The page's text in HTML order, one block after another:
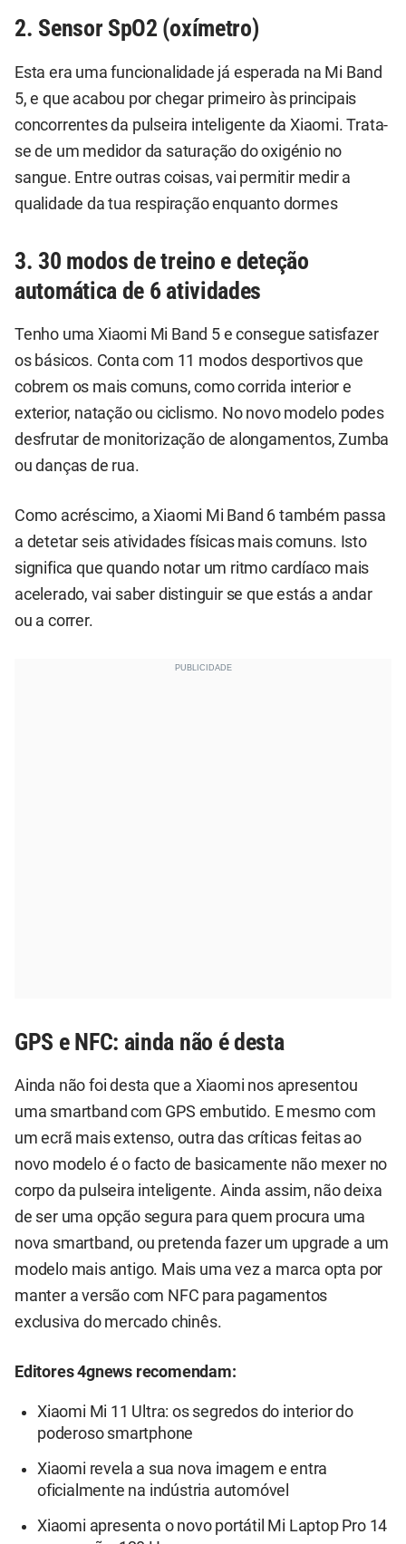
2. Sensor SpO2 (oxímetro)
Esta era uma funcionalidade já esperada na Mi Band
5, e que acabou por chegar primeiro às principais
concorrentes da pulseira inteligente da Xiaomi. Trata-
se de um medidor da saturação do oxigénio no
sangue. Entre outras coisas, vai permitir medir a
qualidade da tua respiração enquanto dormes
3. 30 modos de treino e deteção
automática de 6 atividades
Tenho uma Xiaomi Mi Band 5 e consegue satisfazer
os básicos. Conta com 11 modos desportivos que
cobrem os mais comuns, como corrida interior e
exterior, natação ou ciclismo. No novo modelo podes
desfrutar de monitorização de alongamentos, Zumba
ou danças de rua.
Como acréscimo, a Xiaomi Mi Band 6 também passa
a detetar seis atividades físicas mais comuns. Isto
significa que quando notar um ritmo cardíaco mais
acelerado, vai saber distinguir se que estás a andar
ou a correr.
GPS e NFC: ainda não é desta
Ainda não foi desta que a Xiaomi nos apresentou
uma smartband com GPS embutido. E mesmo com
um ecrã mais extenso, outra das críticas feitas ao
novo modelo é o facto de basicamente não mexer no
corpo da pulseira inteligente. Ainda assim, não deixa
de ser uma opção segura para quem procura uma
nova smartband, ou pretenda fazer um upgrade a um
modelo mais antigo. Mais uma vez a marca opta por
manter a versão com NFC para pagamentos
exclusiva do mercado chinês.
Editores 4gnews recomendam:
Xiaomi Mi 11 Ultra: os segredos do interior do
poderoso smartphone
Xiaomi revela a sua nova imagem e entra
oficialmente na indústria automóvel
Xiaomi apresenta o novo portátil Mi Laptop Pro 14